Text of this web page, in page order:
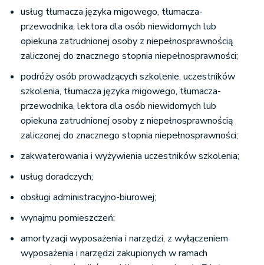
usług tłumacza języka migowego, tłumacza-
przewodnika, lektora dla osób niewidomych lub
opiekuna zatrudnionej osoby z niepełnosprawnością
zaliczonej do znacznego stopnia niepełnosprawności;
podróży osób prowadzących szkolenie, uczestników
szkolenia, tłumacza języka migowego, tłumacza-
przewodnika, lektora dla osób niewidomych lub
opiekuna zatrudnionej osoby z niepełnosprawnością
zaliczonej do znacznego stopnia niepełnosprawności;
zakwaterowania i wyżywienia uczestników szkolenia;
usług doradczych;
obsługi administracyjno-biurowej;
wynajmu pomieszczeń;
amortyzacji wyposażenia i narzędzi, z wyłączeniem
wyposażenia i narzędzi zakupionych w ramach